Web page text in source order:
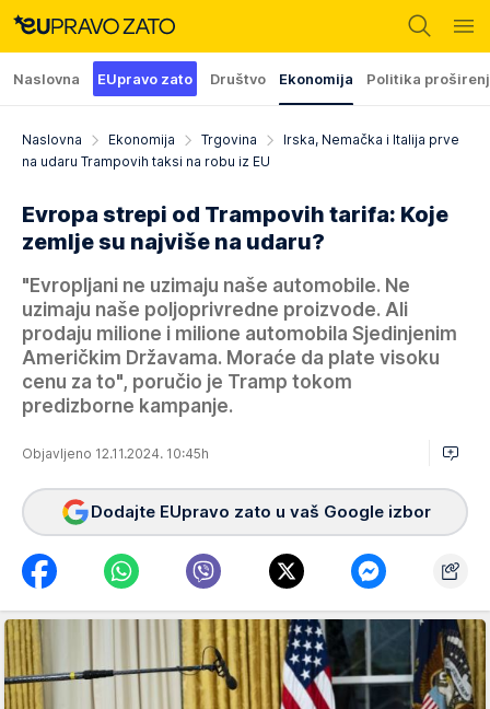
Naslovna EUpravo zato Društvo Ekonomija Politika
Naslovna Ekonomija Trgovina
Irska, Nemačka i Italija prve
na udaru Trampovih taksi na robu iz EU
Evropa strepi od Trampovih tarifa: Koje
zemlje su najviše na udaru?
"Evropljani ne uzimaju naše automobile. Ne
uzimaju naše poljoprivredne proizvode. Ali
prodaju milione i milione automobila Sjedinjenim
Američkim Državama. Moraće da plate visoku
cenu za to", poručio je Tramp tokom
predizborne kampanje.
Objavljeno 12.11.2024. 10:45h
Dodajte EUpravo zato u vaš Google izbor